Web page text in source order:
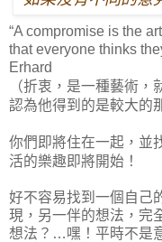
“A compromise is the
that everyone thinks
Erhard
（折衷，是一種藝術
認為他得到的是較大的
你們即將住在一起，並
活的樂趣即將開始！
好不容易找到一個自己
現，另一伴的想法，完
想法？…嘿！平時不是